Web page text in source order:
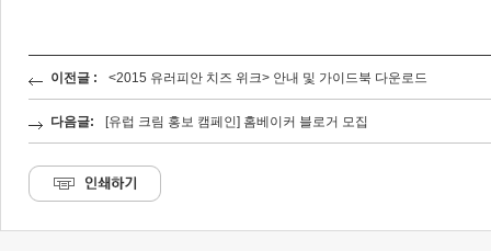
이전글 : <2015 유러피안 치즈 위크> 안내 및 가이드북 다운로드
다음글: [유럽 크림 홍보 캠페인] 홈베이커 블로거 모집